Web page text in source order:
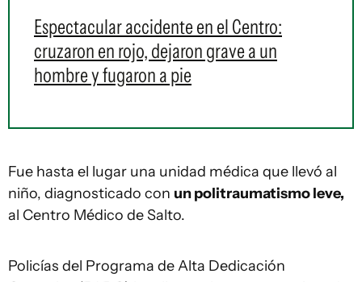
Espectacular accidente en el Centro:
cruzaron en rojo, dejaron grave a un
hombre y fugaron a pie
Fue hasta el lugar una unidad médica que llevó al
niño, diagnosticado con un politraumatismo leve,
al Centro Médico de Salto.
Policías del Programa de Alta Dedicación